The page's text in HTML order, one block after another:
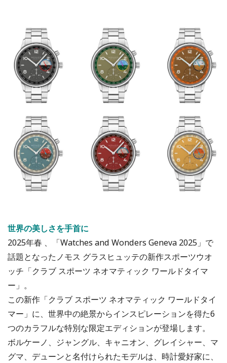
世界の美しさを手首に
2025年春 、「Watches and Wonders Geneva 2025」で
話題となったノモス グラスヒュッテの新作スポーツウオ
ッチ「クラブ スポーツ ネオマティック ワールドタイマ
ー」。
この新作「クラブ スポーツ ネオマティック ワールドタイ
マー」に、世界中の絶景からインスピレーションを得た6
つのカラフルな特別な限定エディションが登場します。
ボルケーノ、ジャングル、キャニオン、グレイシャー、マ
グマ、デューンと名付けられたモデルは、時計愛好家に、